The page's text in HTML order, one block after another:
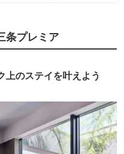
条プレミア
上のステイを叶えよう